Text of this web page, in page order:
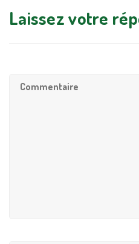
Laissez votre